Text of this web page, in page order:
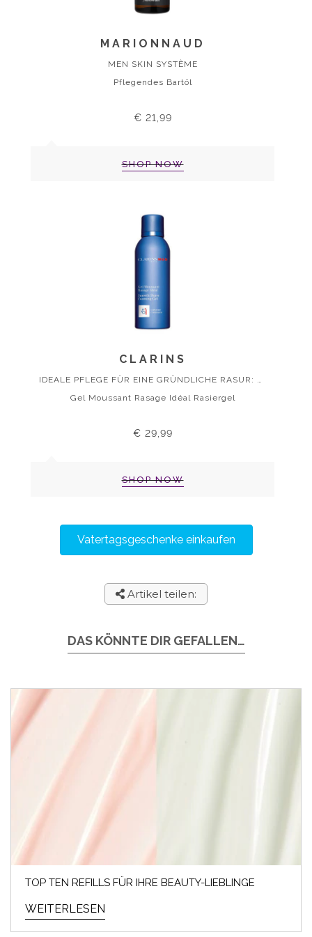
MARIONNAUD
MEN SKIN SYSTÈME
Pflegendes Bartöl
€ 21,99
SHOP NOW
CLARINS
Gel Moussant Rasage Idéal Rasiergel
€ 29,99
SHOP NOW
Vatertagsgeschenke einkaufen
Artikel teilen:
DAS KÖNNTE DIR GEFALLEN…
TOP TEN REFILLS FÜR IHRE BEAUTY-LIEBLINGE
WEITERLESEN